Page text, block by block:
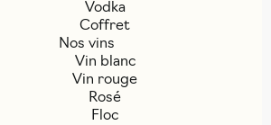
Vodka
Coffret
Nos vins
Vin blanc
Vin rouge
Rosé
Floc